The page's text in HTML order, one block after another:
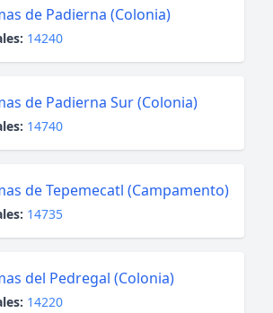
de Padierna (Colonia)
14240
de Padierna Sur (Colonia)
14740
de Tepemecatl (Campamento)
14735
del Pedregal (Colonia)
14220